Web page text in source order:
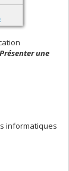
une
informatiques